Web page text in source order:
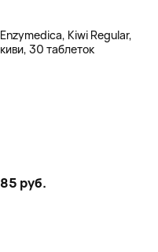
Enzymedica, Kiwi Regular,
киви, 30 таблеток
85 руб.